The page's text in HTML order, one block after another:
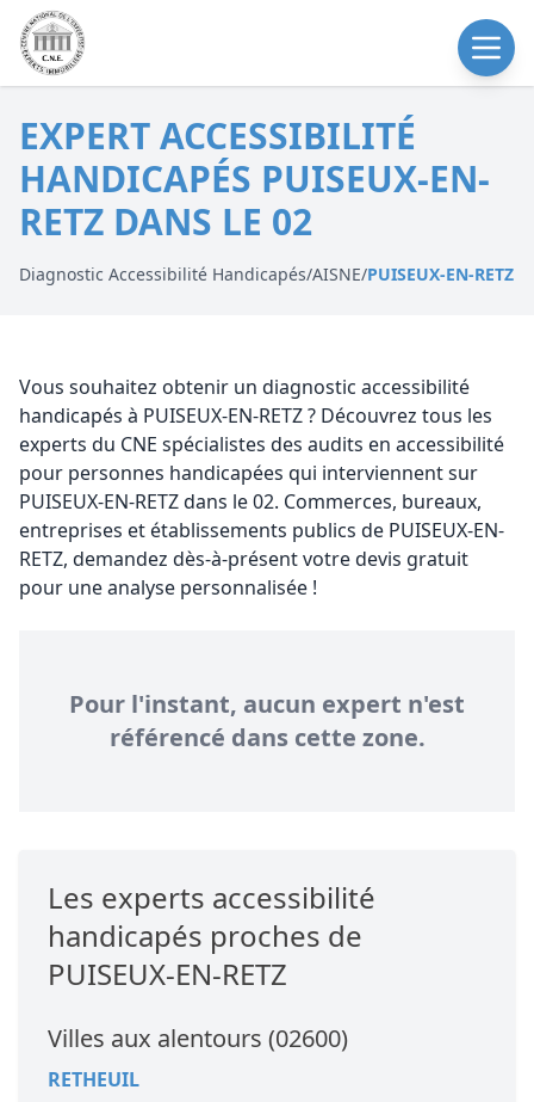
EXPERT ACCESSIBILITÉ
HANDICAPÉS PUISEUX-EN-
RETZ DANS LE 02
Diagnostic Accessibilité Handicapés/AISNE/PUISEUX-EN-RETZ
Vous souhaitez obtenir un diagnostic accessibilité
handicapés à PUISEUX-EN-RETZ ? Découvrez tous les
experts du CNE spécialistes des audits en accessibilité
pour personnes handicapées qui interviennent sur
PUISEUX-EN-RETZ dans le 02. Commerces, bureaux,
entreprises et établissements publics de PUISEUX-EN-
RETZ, demandez dès-à-présent votre devis gratuit
pour une analyse personnalisée !
Pour l'instant, aucun expert n'est
référencé dans cette zone.
Les experts accessibilité
handicapés proches de
PUISEUX-EN-RETZ
Villes aux alentours (02600)
RETHEUIL